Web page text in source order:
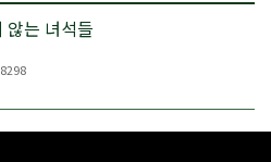
않는 녀석들